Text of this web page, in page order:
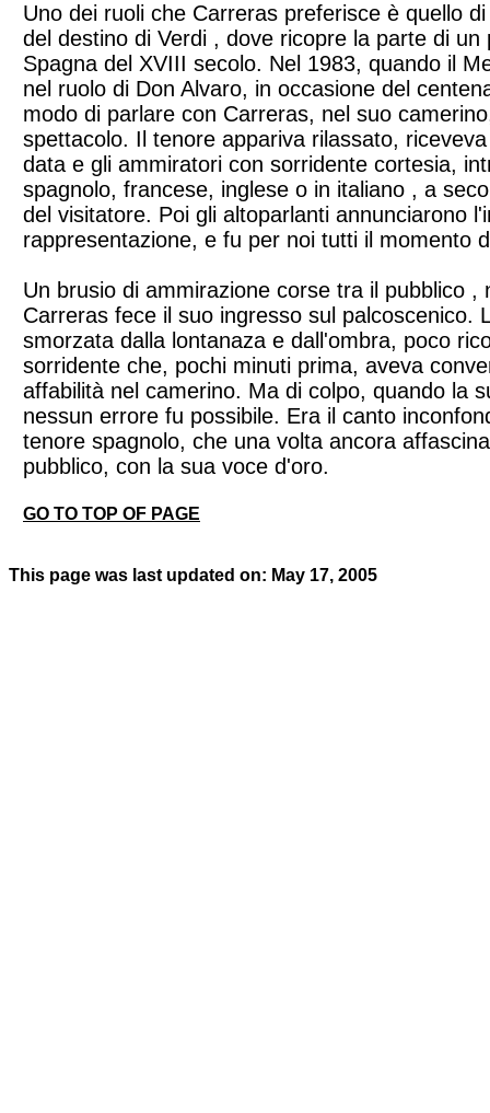
Uno dei ruoli che Carreras preferisce è quello
del destino di Verdi , dove ricopre la parte di un
Spagna del XVIII secolo. Nel 1983, quando il
nel ruolo di Don Alvaro, in occasione del
modo di parlare con Carreras, nel suo
spettacolo. Il tenore appariva rilassato,
data e gli ammiratori con sorridente cortesia,
spagnolo, francese, inglese o in italiano , a
del visitatore. Poi gli altoparlanti annunciarono
rappresentazione, e fu per noi tutti il momento
Un brusio di ammirazione corse tra il pubblico ,
Carreras fece il suo ingresso sul palcoscenico.
smorzata dalla lontanaza e dall'ombra, poco
sorridente che, pochi minuti prima, aveva
affabilità nel camerino. Ma di colpo, quando la
nessun errore fu possibile. Era il canto
tenore spagnolo, che una volta ancora
pubblico, con la sua voce d'oro.
GO TO TOP OF PAGE
This page was last updated on: May 17, 2005